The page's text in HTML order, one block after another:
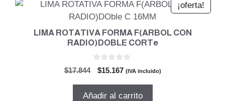
¡oferta!
LIMA ROTATIVA FORMA F(ARBOL CON
RADIO)DOBLE CORTe
$17.844
El
original
$15.167El
actual
(IVA incluido)
Añadir al carrito